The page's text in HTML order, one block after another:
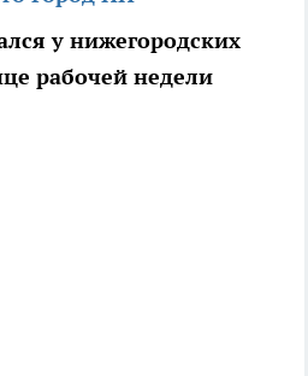
у нижегородских
рабочей недели